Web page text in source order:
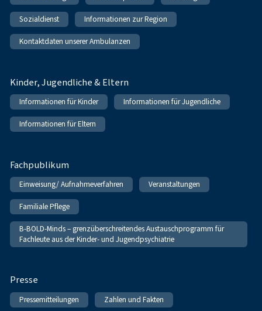
Sozialdienst Informationen zur Region
Kontaktdaten unserer Ambulanzen
Kinder, Jugendliche & Eltern
Informationen für Kinder Informationen für Jugendliche
Informationen für Eltern
Fachpublikum
Einweisung/ Aufnahmeverfahren Veranstaltungen
Familiale Pflege
B-BOLD-Minds – grenzüberschreitendes Austauschprogramm für
Fachleute aus der Kinder- und Jugendpsychiatrie
Presse
Pressemitteilungen Zahlen und Fakten